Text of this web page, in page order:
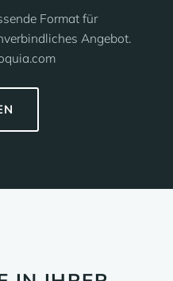
Format für
Angebot.